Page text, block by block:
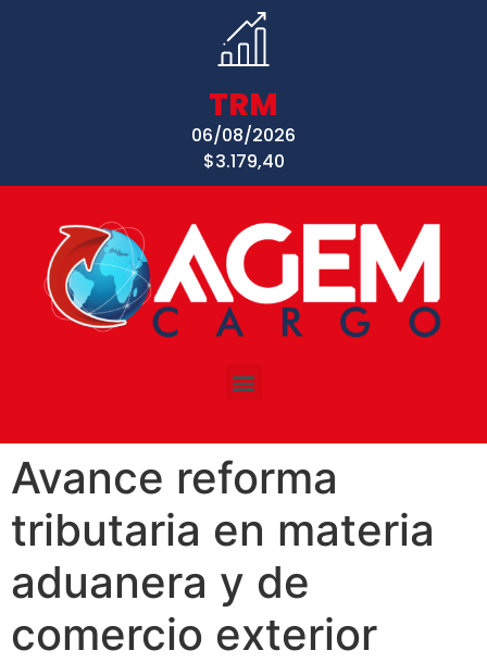
TRM
06/08/2026
$3.179,40
Avance reforma
tributaria en materia
aduanera y de
comercio exterior